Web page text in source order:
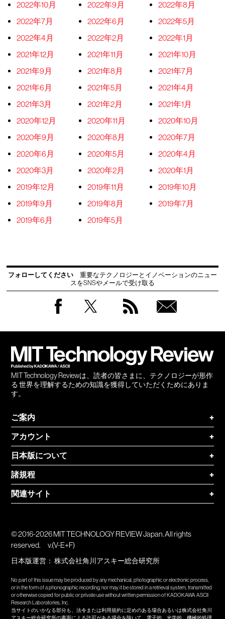
2022年10月
2022年9月
2022年8月
2022年7月
2022年6月
2022年5月
2022年4月
2022年2月
2022年1月
2021年12月
2021年11月
2021年10月
2021年9月
2021年8月
2021年7月
2021年6月
2021年5月
2021年4月
2021年3月
2021年2月
2021年1月
2020年12月
2020年11月
2020年10月
2020年9月
2020年8月
2020年7月
2020年6月
2020年5月
2020年4月
2020年3月
2020年2月
2020年1月
2019年12月
2019年11月
2019年10月
2019年9月
2019年8月
2019年7月
2019年6月
2019年5月
フォローしてください
重要なテクノロジーとイノベーションのニュー
スをSNSやメールで受け取る
MIT Technology Reviewは、読者の皆さまに、テクノロジーが形作
る 世界を理解するための知識を獲得していただくためにありま
す。
ご案内
+
アカウント
+
日本版について
+
諸規程
+
関連サイト
+
© 2016-2026 MIT TECHNOLOGY REVIEW Japan. All rights
reserved.
v.(V-E+F)
日本版運営：株式会社角川アスキー総合研究所
No part of this issue may be produced by any mechanical, photographic or electronic process,
or in the form of a phonographic recording, nor may it be stored in a retrieval system, transmitted
or otherwise copied for public or private use without written permission of KADOKAWA ASCII
Research Laboratories, Inc.
当サイトのいかなる部分も、法令または利用規約に定めのある場合あるいは株式会社角川
アスキー総合研究所の書面による許可がある場合を除いて、電子的、光学的、機械的処理